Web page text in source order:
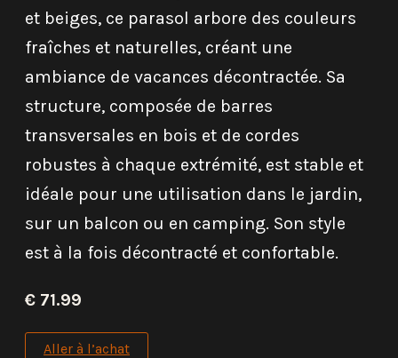
et beiges, ce parasol arbore des couleurs
fraîches et naturelles, créant une
ambiance de vacances décontractée. Sa
structure, composée de barres
transversales en bois et de cordes
robustes à chaque extrémité, est stable et
idéale pour une utilisation dans le jardin,
sur un balcon ou en camping. Son style
est à la fois décontracté et confortable.
€ 71.99
Aller à l’achat